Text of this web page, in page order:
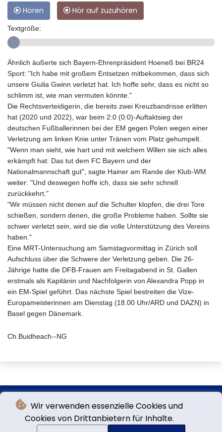
Wir verwenden essenzielle Cookies und
Cookies von Drittanbietern für Inhalte.
Hören Hör auf zuzuhören
Textgröße:
Ähnlich äußerte sich Bayern-Ehrenpräsident Hoeneß bei BR24
Sport: "Ich habe mit großem Entsetzen mitbekommen, dass sich
unsere Giulia Gwinn verletzt hat. Ich hoffe sehr, dass es nicht so
schlimm ist, wie man vermuten könnte."
Die Rechtsverteidigerin, die bereits zwei Kreuzbandrisse erlitten
hat (2020 und 2022), war beim 2:0 (0:0)-Auftaktsieg der
deutschen Fußballerinnen bei der EM gegen Polen wegen einer
Verletzung am linken Knie unter Tränen vom Platz gehumpelt.
"Wenn man sieht, wie hart und mit welchem Willen sie sich alles
erkämpft hat: Das tut dem FC Bayern und der
Nationalmannschaft gut", sagte Hainer am Rande der Klub-WM
weiter: "Und deswegen hoffe ich, dass sie sehr schnell
zurückkehrt."
"Wir müssen nicht denen auf die Schulter klopfen, die drei Tore
schießen, sondern denen, die große Probleme haben. Sollte sie
schwer verletzt sein, wird sie die volle Unterstützung des Vereins
haben."
Eine MRT-Untersuchung am Samstagvormittag in Zürich soll
Aufschluss über die Schwere der Verletzung geben. Die 26-
Jährige hatte die DFB-Frauen am Freitagabend in St. Gallen
erstmals als Kapitänin und Nachfolgerin von Alexandra Popp in
ein EM-Spiel geführt. Das nächste Spiel bestreiten die Vize-
Europameisterinnen am Dienstag (18.00 Uhr/ARD und DAZN) in
Basel gegen Dänemark.
Ch.Buidheach--NG